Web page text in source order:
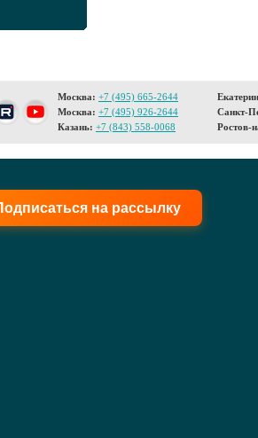
Москва: +7 (495) 665-2644
Москва: +7 (495) 926-2644
Казань: +7 (843) 558-0068
Санкт-
Ростов-
на рассылку